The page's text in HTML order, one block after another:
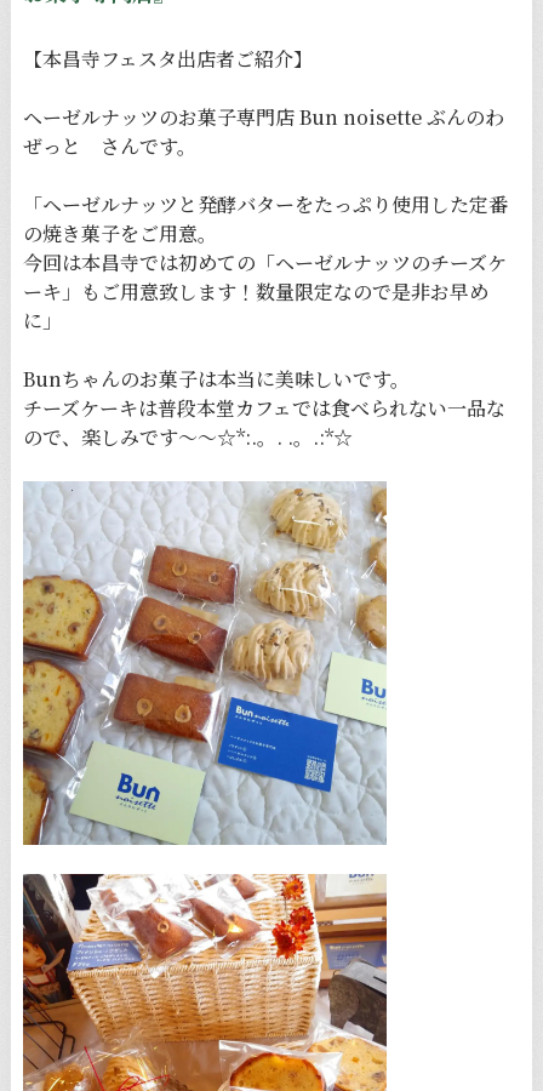
【本昌寺フェスタ出店者ご紹介】
ヘーゼルナッツのお菓子専門店 Bun noisette ぶんのわ
ぜっと さんです。
「ヘーゼルナッツと発酵バターをたっぷり使用した定番
の焼き菓子をご用意。
今回は本昌寺では初めての「ヘーゼルナッツのチーズケ
ーキ」もご用意致します！数量限定なので是非お早め
に」
Bunちゃんのお菓子は本当に美味しいです。
チーズケーキは普段本堂カフェでは食べられない一品な
ので、楽しみです〜〜☆*:.。. .。.:*☆